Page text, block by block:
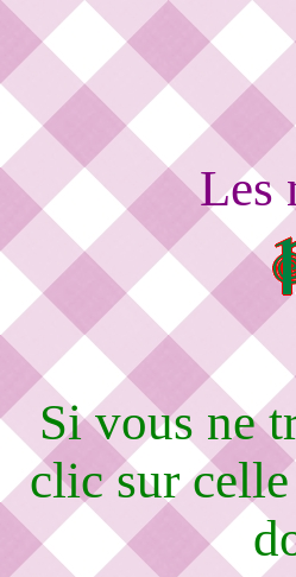
Les
Si vous ne
clic sur